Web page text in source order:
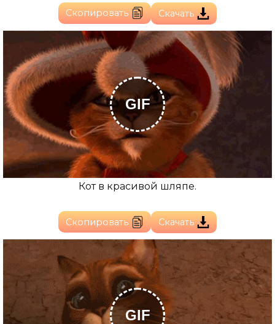
Скопировать Скачать
GIF
Кот в красивой шляпе.
Скопировать Скачать
GIF